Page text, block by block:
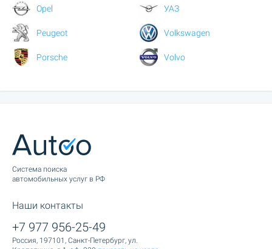
Opel
Peugeot
Porsche
УАЗ
Volkswagen
Volvo
Cистема поиска
автомобильных услуг в РФ
Наши контакты
+7 977 956-25-49
Россия, 197101, Санкт-Петербург, ул.